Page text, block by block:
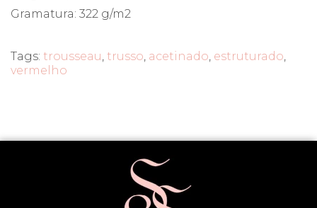
Gramatura: 322 g/m2
Tags: trousseau, trusso, acetinado, estruturado,
vermelho